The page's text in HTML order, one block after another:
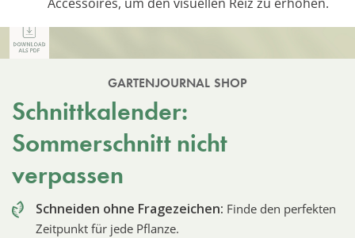
GARTENJOURNAL SHOP
Schnittkalender:
Sommerschnitt nicht
verpassen
Schneiden ohne Fragezeichen: Finde den perfekten
Zeitpunkt für jede Pflanze.